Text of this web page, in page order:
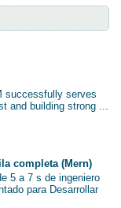
successfully serves
and building strong ...
completa (Mern)
5 a 7 s de ingeniero
para Desarrollar